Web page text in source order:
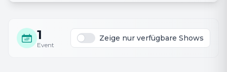
sie eignen sich ideal, um vom Kleinen auf’s
Große zu schließen.
1
Event
Zeige nur verfügbare Shows